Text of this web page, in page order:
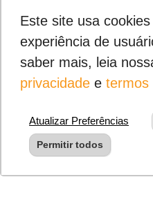
Este site usa
experiência de
saber mais, leia
privacidadee termos
Atualizar Preferências
Permitir todos